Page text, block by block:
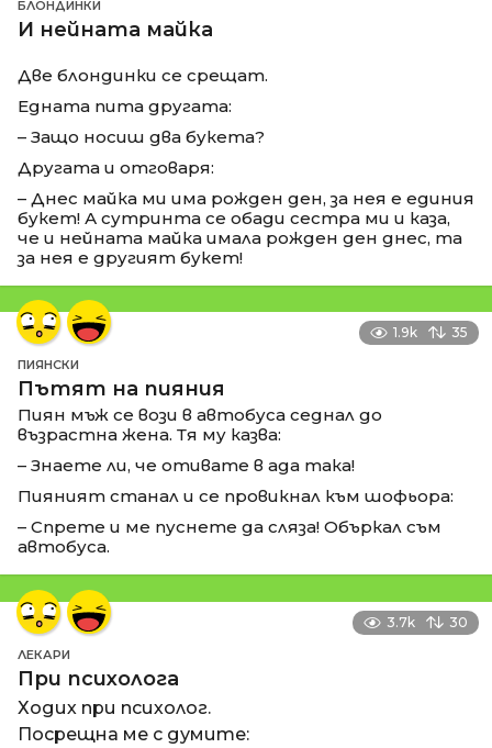
БЛОНДИНКИ
И нейната майка
Две блондинки се срещат.
Едната пита другата:
– Защо носиш два букета?
Другата и отговаря:
– Днес майка ми има рожден ден, за нея е единия
букет! А сутринта се обади сестра ми и каза,
че и нейната майка имала рожден ден днес, та
за нея е другият букет!
1.9k 35
ПИЯНСКИ
Пътят на пияния
Пиян мъж се вози в автобуса седнал до
възрастна жена. Тя му казва:
– Знаете ли, че отивате в ада така!
Пияният станал и се провикнал към шофьора:
– Спрете и ме пуснете да сляза! Объркал съм
автобуса.
3.7k 30
ЛЕКАРИ
При психолога
Ходих при психолог.
Посрещна ме с думите: